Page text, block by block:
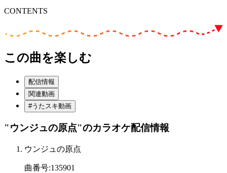
CONTENTS
この曲を楽しむ
配信情報
関連動画
#うたスキ動画
"ウンジュの原点"のカラオケ配信情報
ウンジュの原点
曲番号:135901